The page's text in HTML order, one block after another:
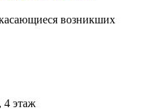
возникших
4 этаж